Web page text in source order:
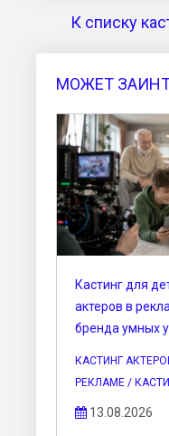
К списку
МОЖЕТ
Кастинг для
актеров в
бренда умных
КАСТИНГ
РЕКЛАМЕ /
13.08.2026